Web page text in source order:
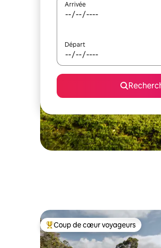
Arrivée
Départ
Coups de cœur voyageurs les plus
Coup de cœur voyageurs